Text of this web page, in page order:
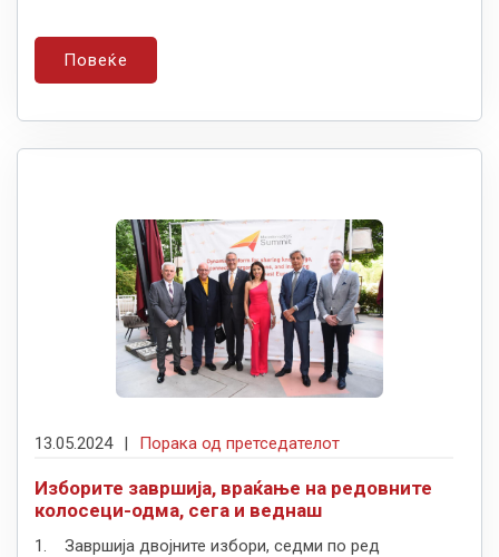
Повеќе
13.05.2024 | Порака од претседателот
Изборите завршија, враќање на редовните
колосеци-одма, сега и веднаш
1. Завршија двојните избори, седми по ред